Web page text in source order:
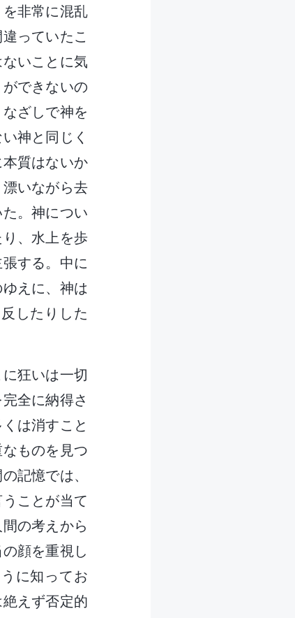
非常に混乱
っていたこ
いことに気
できないの
ざしで神を
神と同じく
質はないか
いながら去
。神につい
、水上を歩
する。中に
えに、神は
したりした
狂いは一切
全に納得さ
は消すこと
ものを見つ
記憶では、
ことが当て
の考えから
顔を重視し
に知ってお
えず否定的